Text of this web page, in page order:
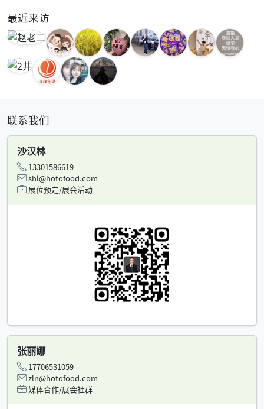
最近来访
联系我们
沙汉林
13301586619
shl@hotofood.com
展位预定/展会活动
张丽娜
17706531059
zln@hotofood.com
媒体合作/展会社群